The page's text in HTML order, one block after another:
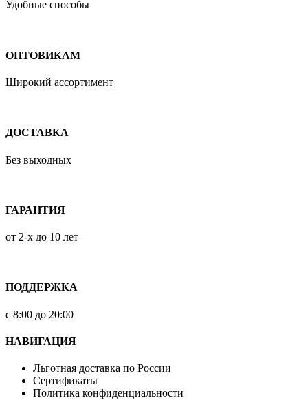
Удобные способы
ОПТОВИКАМ
Широкий ассортимент
ДОСТАВКА
Без выходных
ГАРАНТИЯ
от 2-х до 10 лет
ПОДДЕРЖКА
с 8:00 до 20:00
НАВИГАЦИЯ
Льготная доставка по России
Сертификаты
Политика конфиденциальности